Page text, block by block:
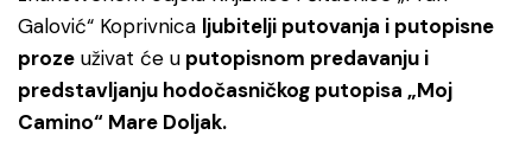
Galović“ Koprivnica ljubitelji putovanja i putopisne
proze uživat će u putopisnom predavanju i
predstavljanju hodočasničkog putopisa „Moj
Camino“ Mare Doljak.